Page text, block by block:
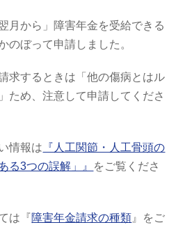
月から」障害年金を受給できる
のぼって申請しました。
求するときは「他の傷病とはル
ため、注意して申請してくださ
情報は 『人工関節・人工骨頭の
る3つの誤解」』 をご覧くださ
は『障害年金請求の種類 』をご